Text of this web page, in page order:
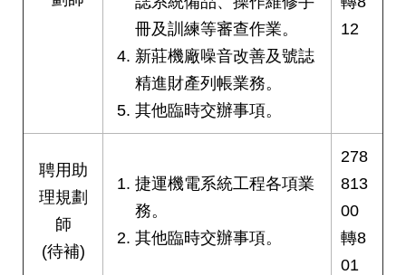
冊及訓練等審查作業。
新莊機廠噪音改善及號誌
精進財產列帳業務。
其他臨時交辦事項。
12
聘用助
理規劃
師
(待補)
捷運機電系統工程各項業
務。
其他臨時交辦事項。
278
813
00
轉8
01